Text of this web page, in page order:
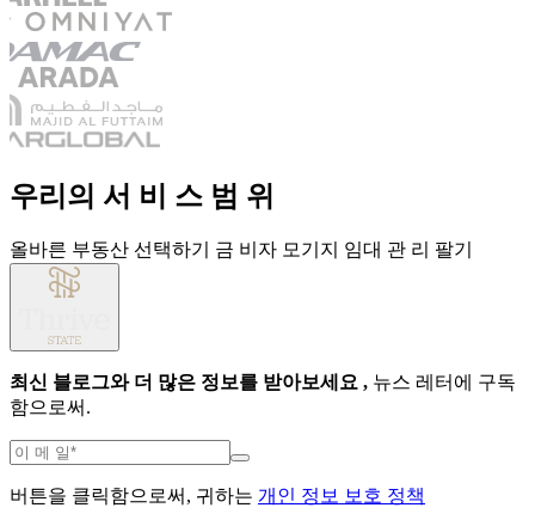
우리의 서 비 스 범 위
올바른 부동산 선택하기 금 비자 모기지 임대 관 리 팔기
최신 블로그와 더 많은 정보를 받아보세요 , 뉴스 레터에 구독
함으로써.
버튼을 클릭함으로써, 귀하는 개인 정보 보호 정책